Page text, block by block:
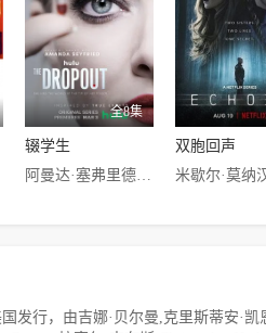
全8集
辍学生
阿曼达·塞弗里德 纳威恩·安德利维斯 斯蒂芬·弗雷 威廉姆·H·梅西 劳里·梅特卡夫 萨姆·沃特森 伊丽莎白·玛维尔 乌特卡什·安邦德卡尔 迈克尔·艾恩塞德 迈克尔·吉尔 安妮·阿彻 萨姆·史特拉雷 麦可拉·沃金丝 柯特伍德·史密斯 凯文·苏斯曼 艾邦·摩斯-巴克拉赫 比尔·欧文 凯特·伯顿 丽莎盖伊·汉密尔顿 肖恩·布朗 乔什·帕斯 迪兰·明奈特 阿兰·卢克
双胞回声
发行，由吉娜·贝尔曼,克里斯蒂安·